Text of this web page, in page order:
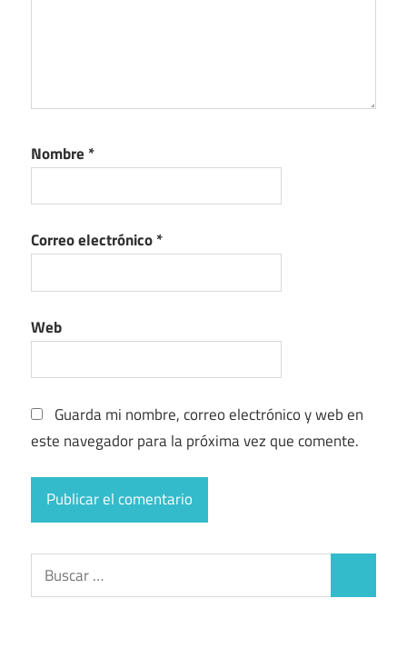
Nombre *
Correo electrónico*
Web
Guarda mi nombre, correo electrónico y web en
este navegador para la próxima vez que comente.
Buscar: